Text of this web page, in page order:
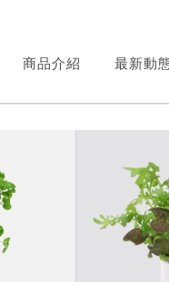
商品介紹 最新動